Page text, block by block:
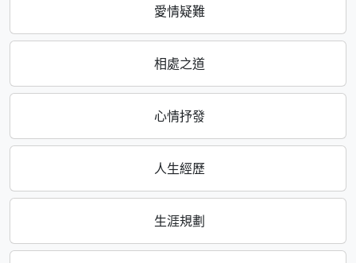
愛情疑難
相處之道
心情抒發
人生經歷
生涯規劃